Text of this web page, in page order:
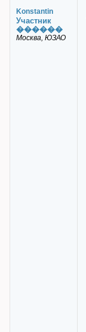
Konstantin
Участник
������
Москва, ЮЗАО